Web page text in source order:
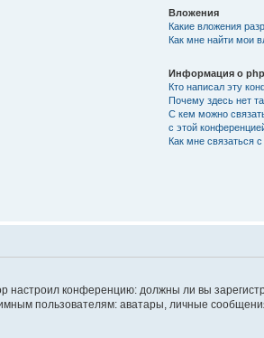
Вложения
Какие вложения
Как мне найти мои
Информация о
Кто написал эту
Почему здесь нет
С кем можно
с этой
Как мне связаться
настроил конференцию: должны ли вы
пользователям: аватары, личные